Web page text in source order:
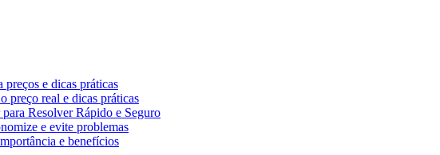
preços e dicas práticas
preço real e dicas práticas
Resolver Rápido e Seguro
e evite problemas
e benefícios